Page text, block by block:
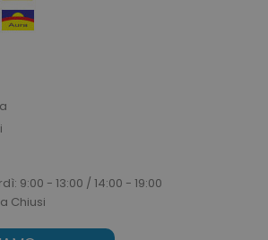
9:00 - 13:00 / 14:00 - 19:00
Chiusi
storage